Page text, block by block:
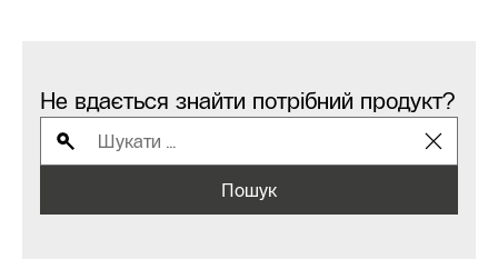
Не вдається знайти потрібний продукт?
Пошук